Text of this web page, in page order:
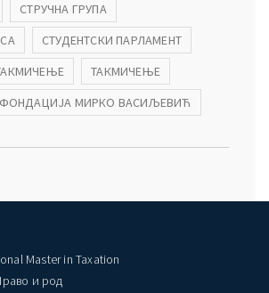
СТРУЧНА ГРУПА
СТУДЕНТСКИ ПАРЛАМЕНТ
ТАКМИЧЕЊЕ
ФОНДАЦИЈА МИРКО ВАСИЉЕВИЋ
Master in Taxation
и род